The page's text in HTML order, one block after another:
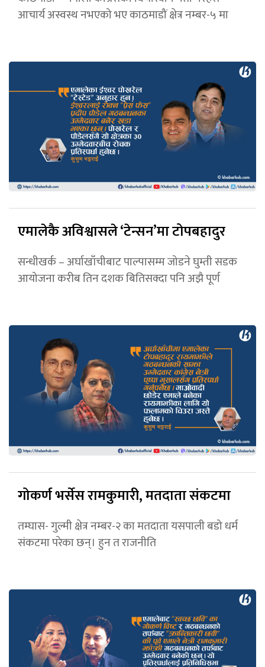
आचार्य अस्वस्थ नभएको भए काठमाडौं क्षेत्र नम्बर-५ मा
एमालेकै अविश्वासले ‘टेन्सन’मा टोपबहादुर
सन्धीखर्क – अर्घाखाँचीबाट पाल्पासम्म जोडने घुम्ती सडक
आयोजना करीब तिन दशक बितिसक्दा पनि अझै पूर्ण
गोकर्ण भर्सेस रामकुमारी, मतदाता संकटमा
तम्घास- गुल्मी क्षेत्र नम्बर-२ का मतदाता यसपाली बडो धर्म
संकटमा परेका छन्। हुन त राजनीति